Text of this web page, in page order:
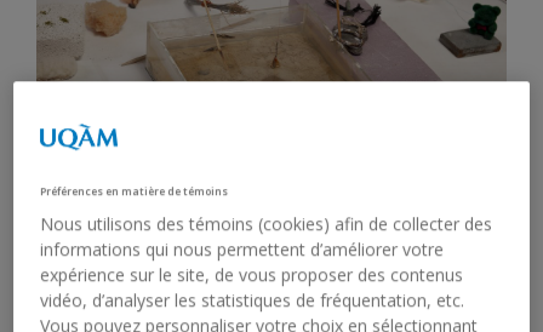
Credits
ARTIST TALK: MAUDE ARÈS
Préférences en matière de témoins
Nous utilisons des témoins (cookies) afin de collecter des
informations qui nous permettent d’améliorer votre
expérience sur le site, de vous proposer des contenus
vidéo, d’analyser les statistiques de fréquentation, etc.
Vous pouvez personnaliser votre choix en sélectionnant